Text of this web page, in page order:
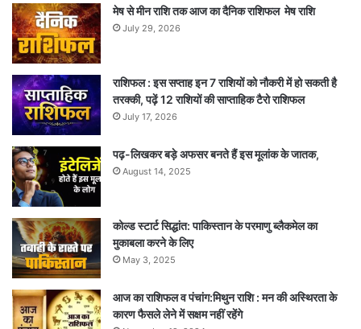
मेष से मीन राशि तक आज का दैनिक राशिफल मेष राशि
July 29, 2026
राशिफल : इस सप्ताह इन 7 राशियों को नौकरी में हो सकती है
तरक्की, पढ़ें 12 राशियों की साप्ताहिक टैरो राशिफल
July 17, 2026
पढ़-लिखकर बड़े अफसर बनते हैं इस मूलांक के जातक,
August 14, 2025
कोल्ड स्टार्ट सिद्धांत: पाकिस्तान के परमाणु ब्लैकमेल का
मुकाबला करने के लिए
May 3, 2025
आज का राशिफल व पंचांग:मिथुन राशि : मन की अस्थिरता के
कारण फैसले लेने में सक्षम नहीं रहेंगे